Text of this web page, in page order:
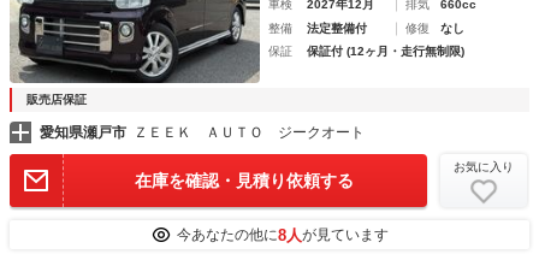
車検
2027年12月 排気
660cc
整備
法定整備付 修復
なし
保証
保証付 (12ヶ月・走行無制限)
販売店保証
愛知県瀬戸市 ＺＥＥＫ ＡＵＴＯ ジークオート
在庫を確認・見積り依頼する
お気に入り
今あなたの他に8人が見ています